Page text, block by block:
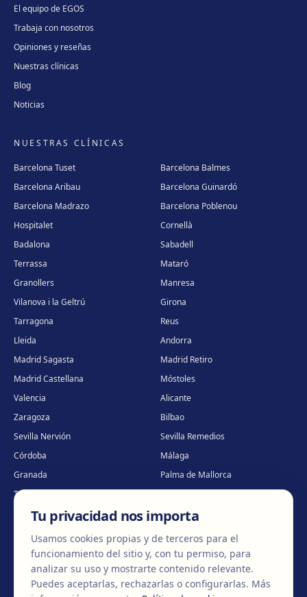
El equipo de EGOS
Trabaja con nosotros
Opiniones y reseñas
Nuestras clínicas
Blog
Noticias
NUESTRAS CLÍNICAS
Barcelona Tuset
Barcelona Balmes
Barcelona Aribau
Barcelona Guinardó
Barcelona Madrazo
Barcelona Poblenou
Hospitalet
Cornellà
Badalona
Sabadell
Terrassa
Mataró
Granollers
Manresa
Vilanova i la Geltrú
Girona
Tarragona
Reus
Lleida
Andorra
Madrid Sagasta
Madrid Retiro
Madrid Castellana
Móstoles
Valencia
Alicante
Zaragoza
Bilbao
Sevilla Nervión
Sevilla Remedios
Córdoba
Málaga
Granada
Palma de Mallorca
Tenerife
Portugal · Famalicão
Portugal · Guimarães
Clínica virtual
2026 Clínica EGOS — Cirugía plástica, estética y reparadora
Tu privacidad nos importa
Usamos cookies propias y de terceros para el
funcionamiento del sitio y, con tu permiso, para
analizar su uso y mostrarte contenido relevante.
Puedes aceptarlas, rechazarlas o configurarlas. Más